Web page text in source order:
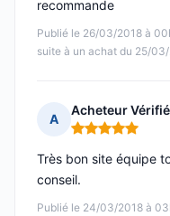
Publié le 26/03/2018 à
suite à un achat du 25/
recommande
A
Acheteur Vérifié
Note : 5 sur 5
Publié le 24/03/2018 à
Très bon site équipe
conseil.